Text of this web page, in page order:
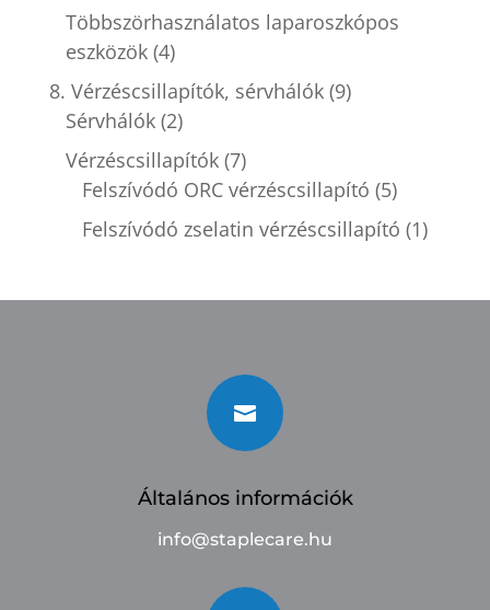
Többszörhasználatos laparoszkópos
eszközök (4)
8. Vérzéscsillapítók, sérvhálók (9)
Sérvhálók (2)
Vérzéscsillapítók (7)
Felszívódó ORC vérzéscsillapító (5)
Felszívódó zselatin vérzéscsillapító (1)

Általános információk
info@staplecare.hu